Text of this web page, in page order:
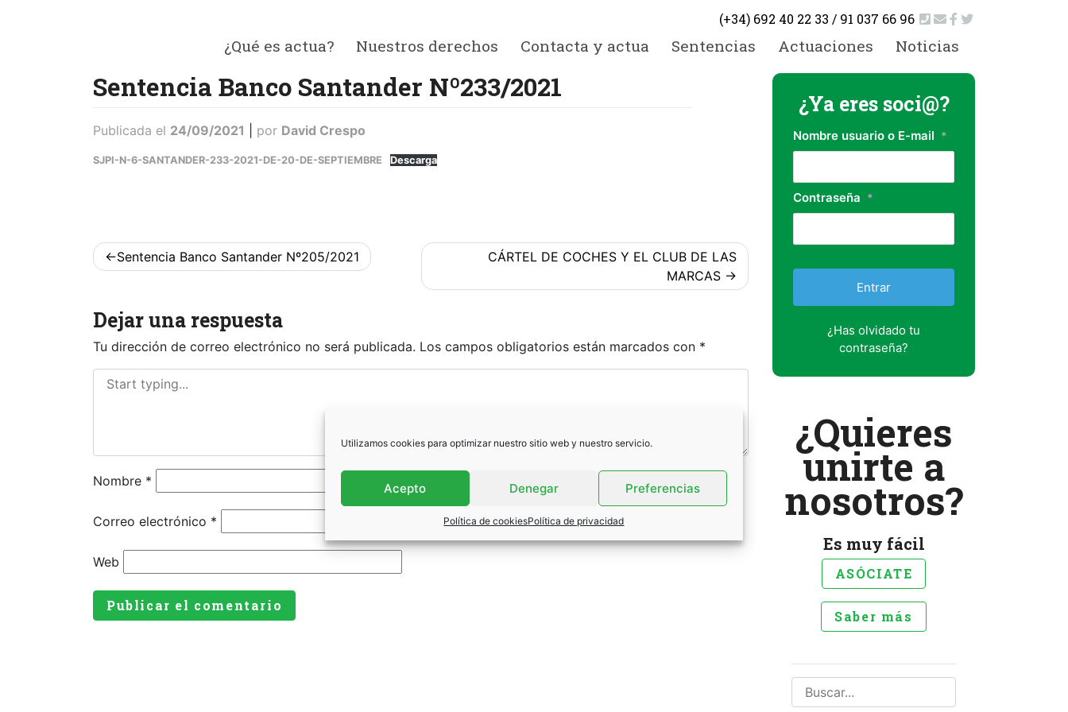
Utilizamos cookies para optimizar nuestro sitio web y nuestro servicio.
Acepto Denegar Preferencias
Política de cookiesPolítica de privacidad
(+34) 692 40 22 33 / 91 037 66 96
¿Qué es actua? Nuestros derechos Contacta y actua Sentencias Actuaciones Noticias
Sentencia Banco Santander Nº233/2021
Publicada el 24/09/2021 por David Crespo
SJPI-N-6-SANTANDER-233-2021-DE-20-DE-SEPTIEMBRE Descarga
Navegación
de
entradas
Sentencia Banco Santander Nº205/2021
CÁRTEL DE COCHES Y EL CLUB DE LAS
MARCAS
Dejar una respuesta
Tu dirección de correo electrónico no será publicada. Los campos obligatorios están marcados con *
Nombre *
Correo electrónico *
Web
¿Ya eres soci@?
Nombre usuario o E-mail *
Contraseña *
¿Has olvidado tu
contraseña?
¿Quieres
unirte a
nosotros?
Es muy fácil
ASÓCIATE
Saber más